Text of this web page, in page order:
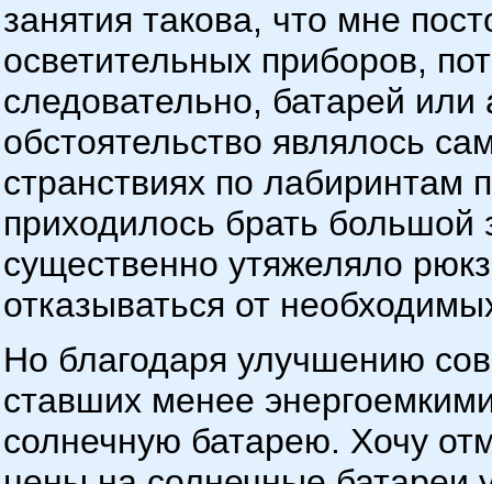
занятия такова, что мне
осветительных приборов,
следовательно, батарей или
обстоятельство являлось
странствиях по
приходилось брать большой
существенно утяжеляло
отказываться от
Но благодаря улучшению
ставших менее
солнечную батарею. Хочу